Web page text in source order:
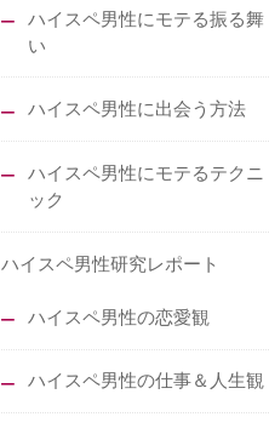
ハイスペ男性にモテる振る舞
い
ハイスペ男性に出会う方法
ハイスペ男性にモテるテクニ
ック
ハイスペ男性研究レポート
ハイスペ男性の恋愛観
ハイスペ男性の仕事＆人生観